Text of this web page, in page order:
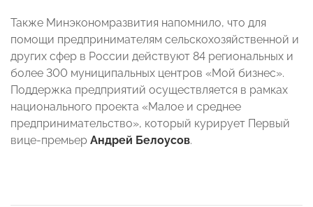
Также Минэкономразвития напомнило, что для
помощи предпринимателям сельскохозяйственной и
других сфер в России действуют 84 региональных и
более 300 муниципальных центров «Мой бизнес».
Поддержка предприятий осуществляется в рамках
национального проекта «Малое и среднее
предпринимательство», который курирует Первый
вице-премьер Андрей Белоусов.